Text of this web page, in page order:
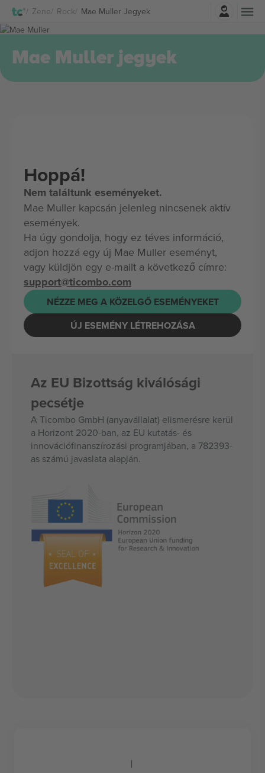
Zene Rock Mae Muller JegyekBelépés
Mae Muller jegyek
Hoppá!
Nem találtunk eseményeket.
Mae Muller kapcsán jelenleg nincsenek aktív
események.
Ha úgy gondolja, hogy ez téves információ,
adjon hozzá egy új Mae Muller eseményt,
vagy küldjön egy e-mailt a következő címre:
support@ticombo.com
NÉZZE MEG A KÖZELGŐ ESEMÉNYEKET
ÚJ ESEMÉNY LÉTREHOZÁSA
Az EU Bizottság kiválósági
pecsétje
A Ticombo GmbH (anyavállalat) elismerésre kerül
a Horizont 2020-ban, az EU kutatás- és
innovációfinanszírozási programjában, a 782393-
as számú javaslata alapján.